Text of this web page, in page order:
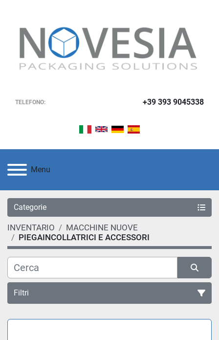
TELEFONO: +39 393 9045338
Menu
Categorie
INVENTARIO
MACCHINE NUOVE
PIEGAINCOLLATRICI E ACCESSORI
Filtri
Ordina per